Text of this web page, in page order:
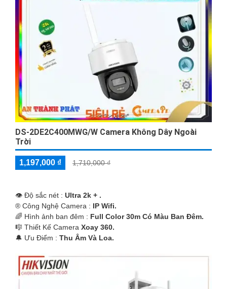
DS-2DE2C400MWG/W Camera Không Dây Ngoài
Trời
1,197,000 ₫ 1,710,000 ₫
👁 Độ sắc nét : Ultra 2k + .
®️ Công Nghệ Camera : IP Wifi.
🌈 Hình ảnh ban đêm : Full Color 30m Có Màu Ban Ðêm.
🎼️ Thiết Kế Camera Xoay 360.
️🔔 Ưu Điểm : Thu Âm Và Loa.